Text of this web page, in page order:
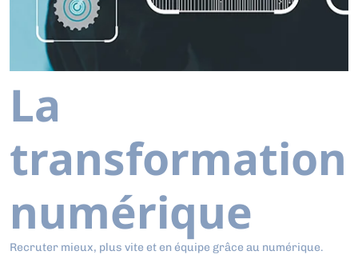
La
transformation
numérique
Recruter mieux, plus vite et en équipe grâce au numérique.